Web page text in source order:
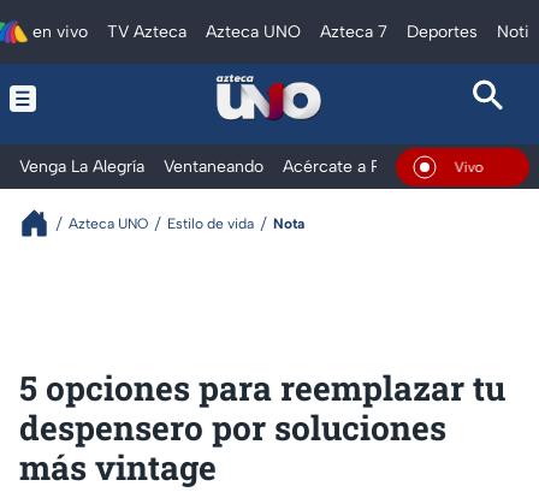
en vivo TV Azteca Azteca UNO Azteca 7 Deportes
Venga La Alegría Ventaneando Acércate a Rocío Al Extremo
En Vivo
Azteca UNO Estilo de vida Nota
5 opciones para reemplazar tu
despensero por soluciones
más vintage